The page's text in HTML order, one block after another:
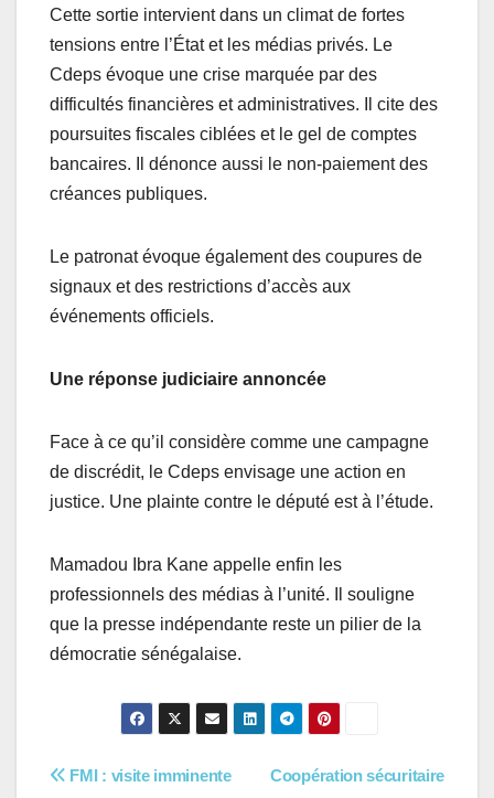
Cette sortie intervient dans un climat de fortes
tensions entre l’État et les médias privés. Le
Cdeps évoque une crise marquée par des
difficultés financières et administratives. Il cite des
poursuites fiscales ciblées et le gel de comptes
bancaires. Il dénonce aussi le non-paiement des
créances publiques.
Le patronat évoque également des coupures de
signaux et des restrictions d’accès aux
événements officiels.
Une réponse judiciaire annoncée
Face à ce qu’il considère comme une campagne
de discrédit, le Cdeps envisage une action en
justice. Une plainte contre le député est à l’étude.
Mamadou Ibra Kane appelle enfin les
professionnels des médias à l’unité. Il souligne
que la presse indépendante reste un pilier de la
démocratie sénégalaise.
Navigation
Coopération sécuritaire
FMI : visite imminente